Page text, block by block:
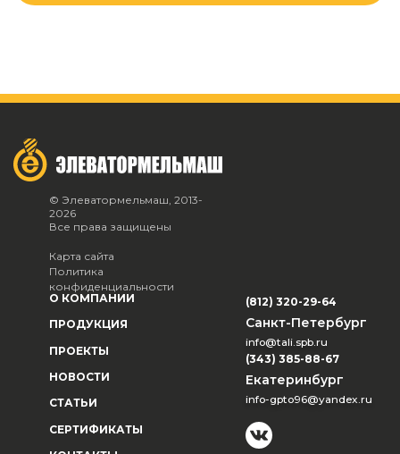
© Элеватормельмаш, 2013-
2026
Все права защищены
Карта сайта
Политика
конфиденциальности
О КОМПАНИИ
ПРОДУКЦИЯ
ПРОЕКТЫ
НОВОСТИ
СТАТЬИ
СЕРТИФИКАТЫ
(812) 320-29-64
Санкт-Петербург
info@tali.spb.ru
(343) 385-88-67
Екатеринбург
info-gpto96@yandex.ru